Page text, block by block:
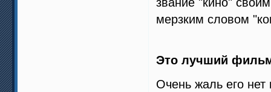
мерзким словом
Это лучший
Очень жаль его нет